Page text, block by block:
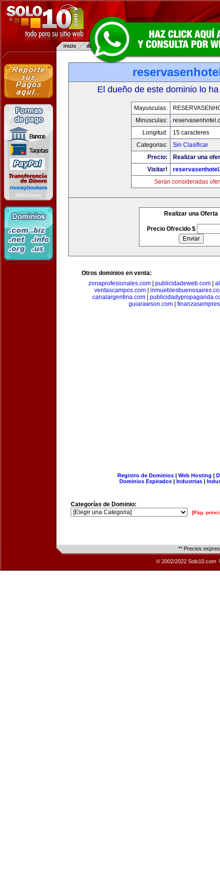
El dueño de este dominio lo
Mayusculas:
Minusculas:
Longitud:
15 caracteres
Categorias:
Sin Clasificar
Precio:
Realizar una
Visitar!
Serán consideradas
Realizar una Oferta
Precio Ofrecido $
Otros dominios en venta:
zonaprofesionales.com| publicidadeweb.com|
ventascampos.com
canalargentina.com|
guiarawson.com|
Registro de Dominios| Web Hosting |
Dominios Expirados | Industrias |
Categorías de Dominio:
[Pág.
** Precios
© 2002/2022 Solo10.com